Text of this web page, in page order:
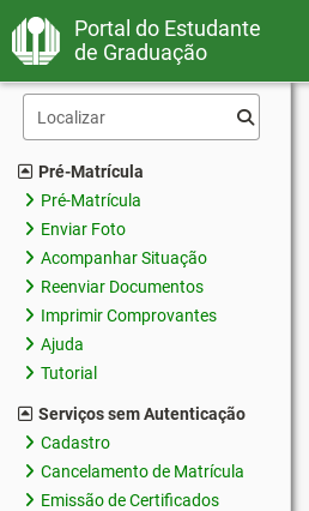
Portal do Estudante
de Graduação
Pré-Matrícula
Pré-Matrícula
Enviar Foto
Acompanhar Situação
Reenviar Documentos
Imprimir Comprovantes
Ajuda
Tutorial
Serviços sem Autenticação
Cadastro
Cancelamento de Matrícula
Emissão de Certificados